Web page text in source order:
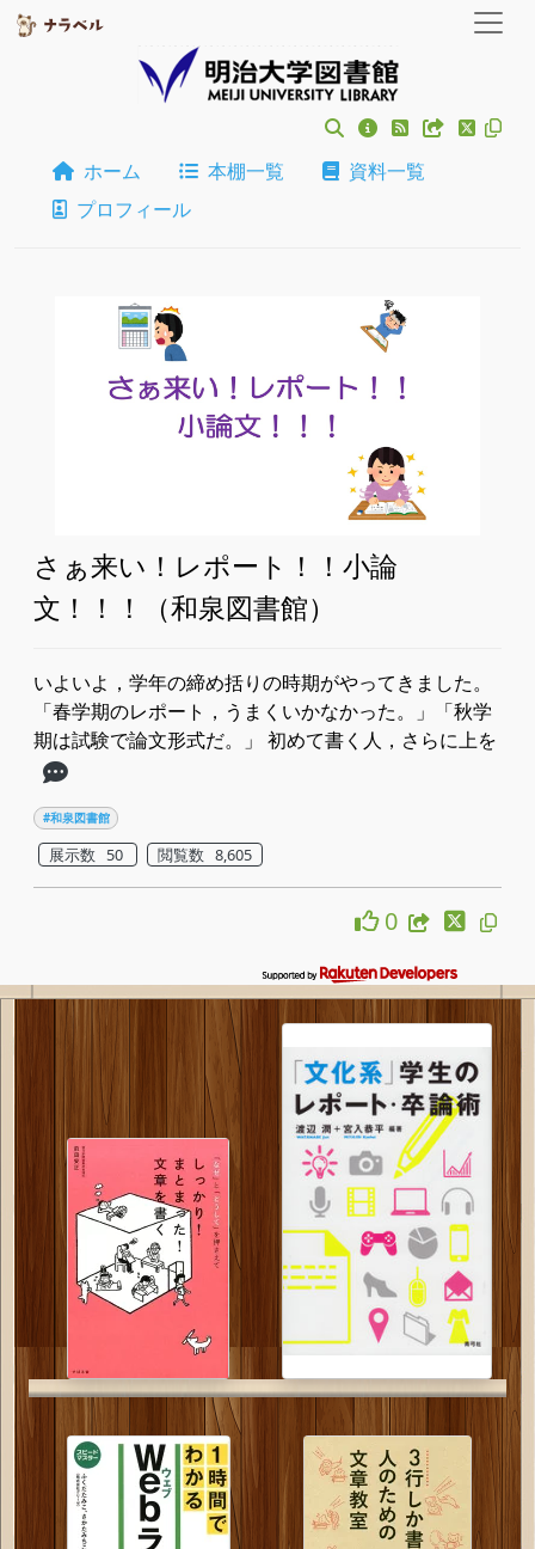
ホーム 本棚一覧
資料一覧
プロフィール
さぁ来い！レポート！！小論
文！！！（和泉図書館）
いよいよ，学年の締め括りの時期がやってきました。
「春学期のレポート，うまくいかなかった。」「秋学
期は試験で論文形式だ。」 ​初めて書く人，さらに上を
#和泉図書館
展示数 50 閲覧数 8,605
0